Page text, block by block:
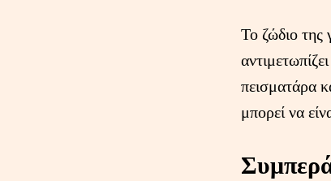
Το ζώδιο της
πεισματάρα
μπορεί να